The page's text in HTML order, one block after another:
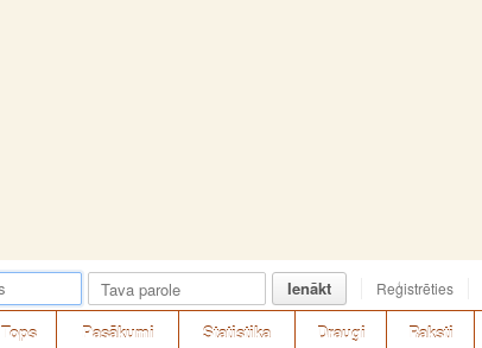
Ienākt Reģistrēties
Tops Pasākumi Statistika Draugi Raksti